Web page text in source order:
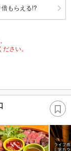
もらえる!?
さい。